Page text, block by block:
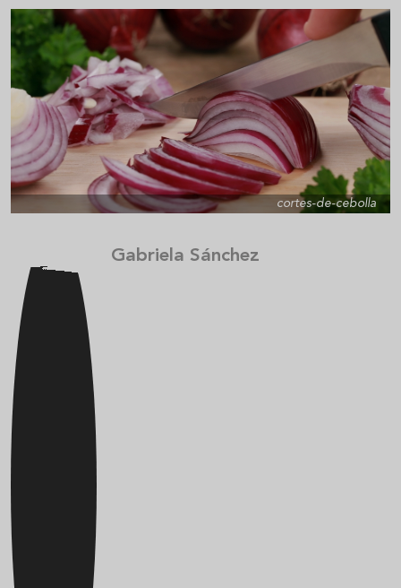
cortes-de-cebolla
Gabriela Sánchez